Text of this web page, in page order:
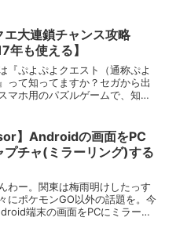
なしに現在はどうなっているの
ってきました。...
エ大連鎖チャンス攻略
年も使える】
『ぷよぷよクエスト（通称ぷよ
って知ってますか？セガから出
マホ用のパズルゲームで、知ら
もしれませんが…）パズドラも一
てたのですが、な...
】Androidの画面をPC
プチャ(ミラーリング)する
わー。関東は梅雨明けしたっす
にポケモンGO以外の話題を。今
端末の画面をPCにミラーリ